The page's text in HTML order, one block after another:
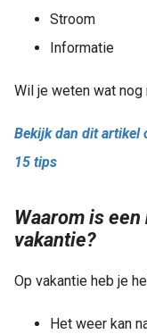
Stroom
Informatie
Wil je weten wat
Bekijk dan dit artikel
15 tips
Waarom is
vakantie?
Op vakantie heb je
Het weer kan